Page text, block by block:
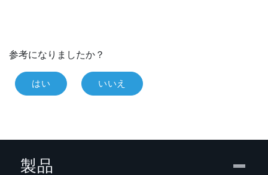
参考になりましたか？
はい いいえ
製品